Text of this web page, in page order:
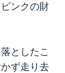
ンクの財
としたこ
ず走り去